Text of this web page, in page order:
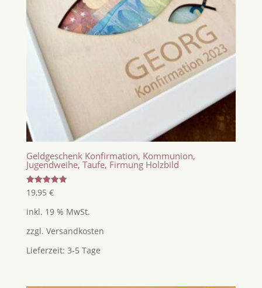
Geldgeschenk Konfirmation, Kommunion,
Jugendweihe, Taufe, Firmung Holzbild
Bewertet
mit
von 5
19,95 €
inkl. 19 % MwSt.
zzgl. Versandkosten
Lieferzeit: 3-5 Tage